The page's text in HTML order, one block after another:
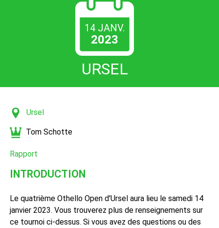
14 JANV.
2023
URSEL
Ursel
Tom Schotte
Rapport
INTRODUCTION
Le quatrième Othello Open d'Ursel aura lieu le samedi 14
janvier 2023. Vous trouverez plus de renseignements sur
ce tournoi ci-dessus. Si vous avez des questions ou des